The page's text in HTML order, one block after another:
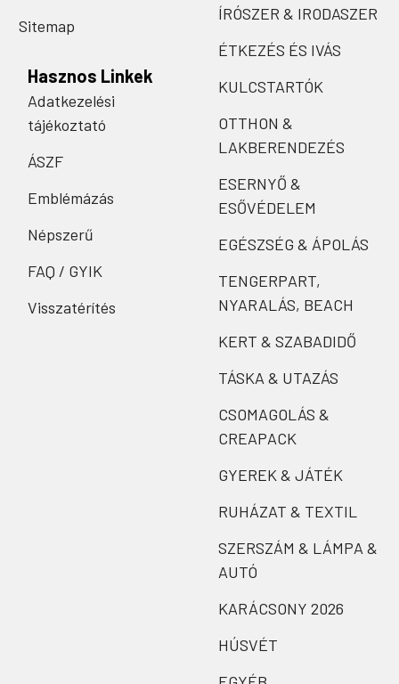
Sitemap
Hasznos Linkek
Adatkezelési
tájékoztató
ÁSZF
Emblémázás
Népszerű
FAQ / GYIK
Visszatérítés
ÍRÓSZER & IRODASZER
ÉTKEZÉS ÉS IVÁS
KULCSTARTÓK
OTTHON &
LAKBERENDEZÉS
ESERNYŐ &
ESŐVÉDELEM
EGÉSZSÉG & ÁPOLÁS
TENGERPART,
NYARALÁS, BEACH
KERT & SZABADIDŐ
TÁSKA & UTAZÁS
CSOMAGOLÁS &
CREAPACK
GYEREK & JÁTÉK
RUHÁZAT & TEXTIL
SZERSZÁM & LÁMPA &
AUTÓ
KARÁCSONY 2026
HÚSVÉT